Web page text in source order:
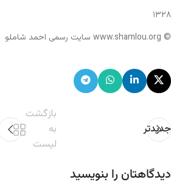
۱۳۲۸
© www.shamlou.org سایت رسمی احمد شاملو
جدیدتر
بازگشت
به
لیست
دیدگاهتان را بنویسید